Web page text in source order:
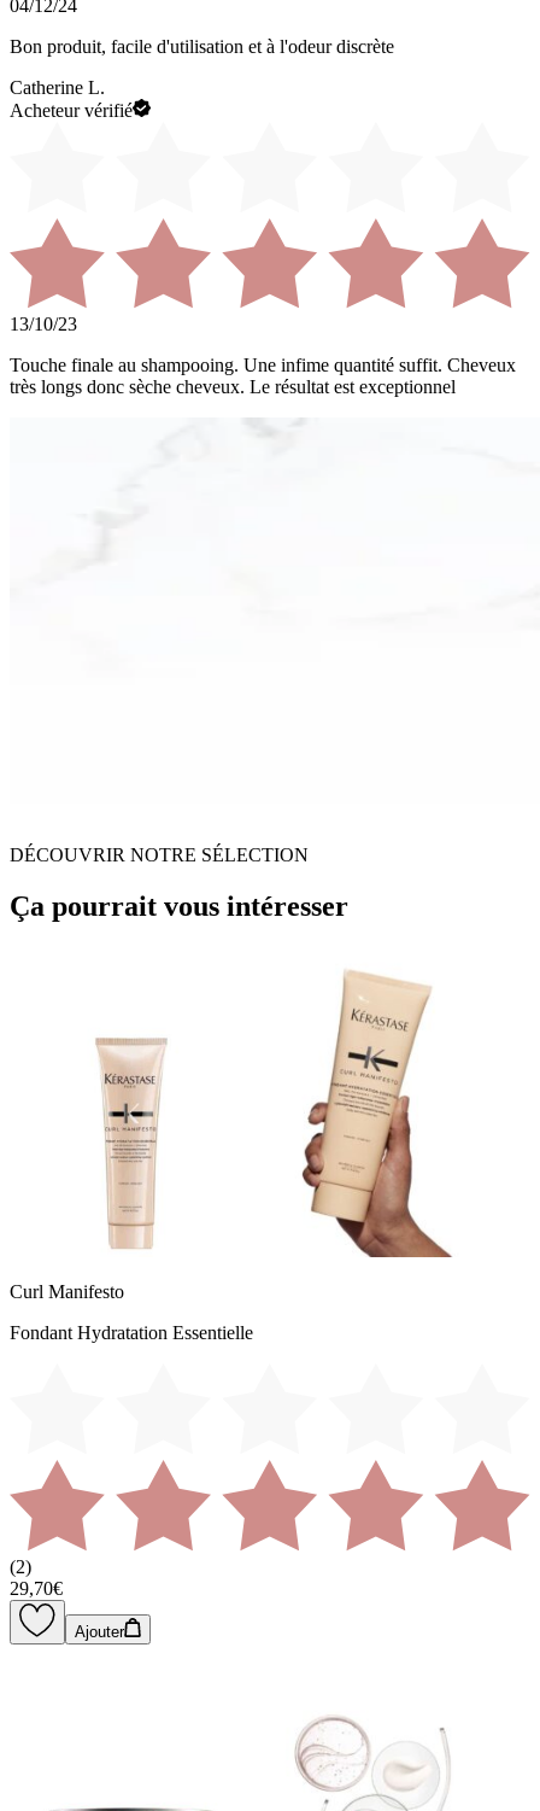
04/12/24
Bon produit, facile d'utilisation et à l'odeur discrète
Catherine L.
Acheteur vérifié
13/10/23
Touche finale au shampooing. Une infime quantité suffit. Cheveux
très longs donc sèche cheveux. Le résultat est exceptionnel
DÉCOUVRIR NOTRE SÉLECTION
Ça pourrait vous intéresser
Curl Manifesto
Fondant Hydratation Essentielle
(2)
29,70€
Ajouter